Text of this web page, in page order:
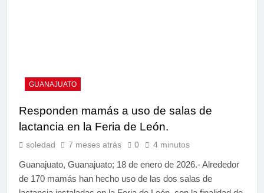
GUANAJUATO
Responden mamás a uso de salas de
lactancia en la Feria de León.
soledad 7 meses atrás 0 4 minutos
Guanajuato, Guanajuato; 18 de enero de 2026.- Alrededor
de 170 mamás han hecho uso de las dos salas de